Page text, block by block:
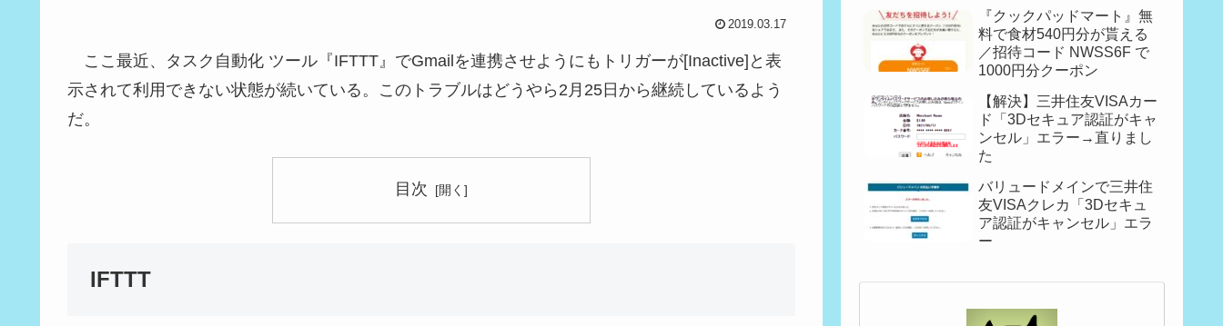
2019.03.17
ここ最近、タスク自動化 ツール『IFTTT』でGmailを連携させようにもトリガーが[Inactive]と表
示されて利用できない状態が続いている。このトラブルはどうやら2月25日から継続しているよう
だ。
目次
IFTTT
『クックパッドマート』無
料で食材540円分が貰える
／招待コード NWSS6F で
1000円分クーポン
【解決】三井住友VISAカー
ド「3Dセキュア認証がキャ
ンセル」エラー→直りまし
た
バリュードメインで三井住
友VISAクレカ「3Dセキュ
ア認証がキャンセル」エラ
ー